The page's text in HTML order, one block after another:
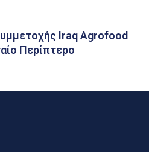
Iraq Agrofood
Περίπτερο